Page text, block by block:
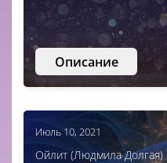
Описание
Июль 10, 2021
Ойлит (Людмила Долгая)